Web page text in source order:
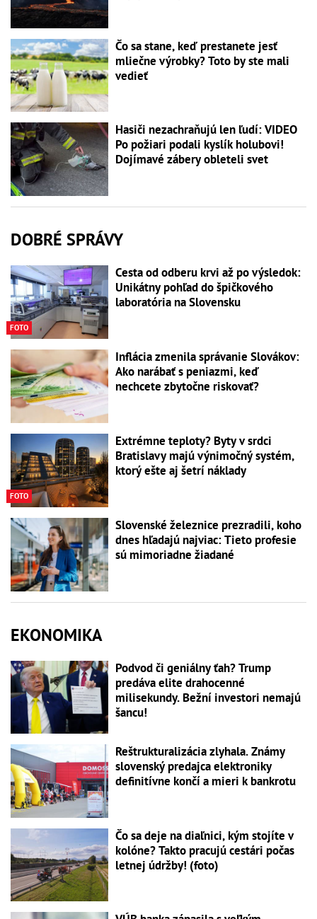
Čo sa stane, keď prestanete jesť
mliečne výrobky? Toto by ste mali
vedieť
Hasiči nezachraňujú len ľudí: VIDEO
Po požiari podali kyslík holubovi!
Dojímavé zábery obleteli svet
DOBRÉ SPRÁVY
FOTO
Cesta od odberu krvi až po výsledok:
Unikátny pohľad do špičkového
laboratória na Slovensku
Inflácia zmenila správanie Slovákov:
Ako narábať s peniazmi, keď
nechcete zbytočne riskovať?
FOTO
Extrémne teploty? Byty v srdci
Bratislavy majú výnimočný systém,
ktorý ešte aj šetrí náklady
Slovenské železnice prezradili, koho
dnes hľadajú najviac: Tieto profesie
sú mimoriadne žiadané
EKONOMIKA
Podvod či geniálny ťah? Trump
predáva elite drahocenné
milisekundy. Bežní investori nemajú
šancu!
Reštrukturalizácia zlyhala. Známy
slovenský predajca elektroniky
definitívne končí a mieri k bankrotu
Čo sa deje na diaľnici, kým stojíte v
kolóne? Takto pracujú cestári počas
letnej údržby! (foto)